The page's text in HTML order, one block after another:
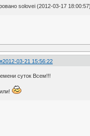
solovei (2012-03-17 18:00:57)
2012-03-21 15:56:22
суток Всем!!!